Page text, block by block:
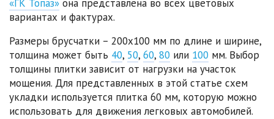
«ГК Топаз» она представлена во всех цветовых
вариантах и фактурах.
Размеры брусчатки – 200х100 мм по длине и ширине,
толщина может быть 40, 50, 60, 80 или 100 мм. Выбор
толщины плитки зависит от нагрузки на участок
мощения. Для представленных в этой статье схем
укладки используется плитка 60 мм, которую можно
использовать для движения легковых автомобилей.